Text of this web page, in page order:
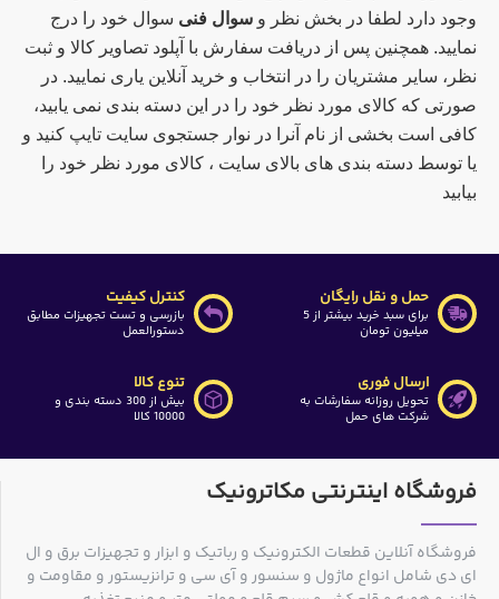
وجود دارد لطفا در بخش نظر و سوال فنی سوال خود را درج
نمایید. همچنین پس از دریافت سفارش با آپلود تصاویر کالا و ثبت
نظر، سایر مشتریان را در انتخاب و خرید آنلاین یاری نمایید. در
صورتی که کالای مورد نظر خود را در این دسته بندی نمی یابید،
کافی است بخشی از نام آنرا در نوار جستجوی سایت تایپ کنید و
یا توسط دسته بندی های بالای سایت ، کالای مورد نظر خود را
بیابید
حمل و نقل رایگان
برای سبد خرید بیشتر از 5
میلیون تومان
کنترل کیفیت
بازرسی و تست تجهیزات مطابق
دستورالعمل
ارسال فوری
تحویل روزانه سفارشات به
شرکت های حمل
تنوع کالا
بیش از 300 دسته بندی و
10000 کالا
فروشگاه اینترنتی مکاترونیک
فروشگاه آنلاین قطعات الکترونیک و رباتیک و ابزار و تجهیزات برق و ال
ای دی شامل انواع ماژول و سنسور و آی سی و ترانزیستور و مقاومت و